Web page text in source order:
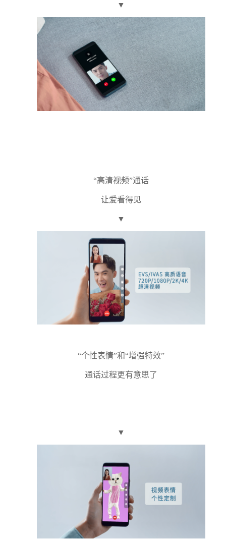
▼
“高清视频”通话
让爱看得见
▼
“个性表情”和“增强特效”
通话过程更有意思了
▼